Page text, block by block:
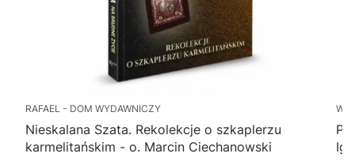
RAFAEL - DOM WYDAWNICZY
Nieskalana Szata. Rekolekcje o szkaplerzu
karmelitańskim - o. Marcin Ciechanowski